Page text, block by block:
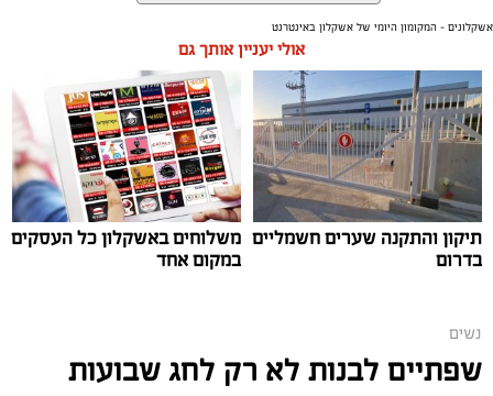
תגים: הורמוני האהבה והשפעתם על התזונה
אשקלונים - המקומון היומי של אשקלון באינטרנט
אולי יעניין אותך גם
תיקון והתקנה שערים חשמליים
בדרום
משלוחים באשקלון כל העסקים
במקום אחד
נשים
שפתיים לבנות לא רק לחג שבועות